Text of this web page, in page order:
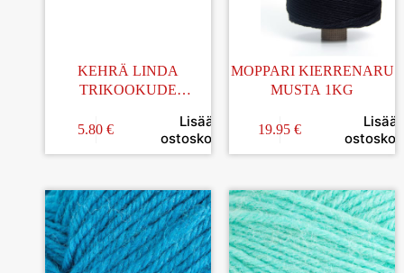
KEHRÄ LINDA
TRIKOOKUDE
5.80 €
Lisää
ostoskoriin
MOPPARI KIERRENARU
MUSTA 1KG
19.95 €
Lisää